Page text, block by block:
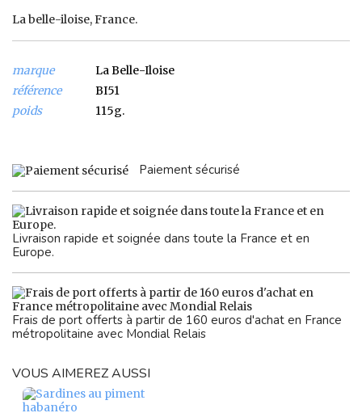
La belle-iloise, France.
marque
La Belle-Iloise
référence
BI51
poids
115g.
Paiement sécurisé
Livraison rapide et soignée dans toute la France et en
Europe.
Frais de port offerts à partir de 160 euros d'achat en France
métropolitaine avec Mondial Relais
VOUS AIMEREZ AUSSI